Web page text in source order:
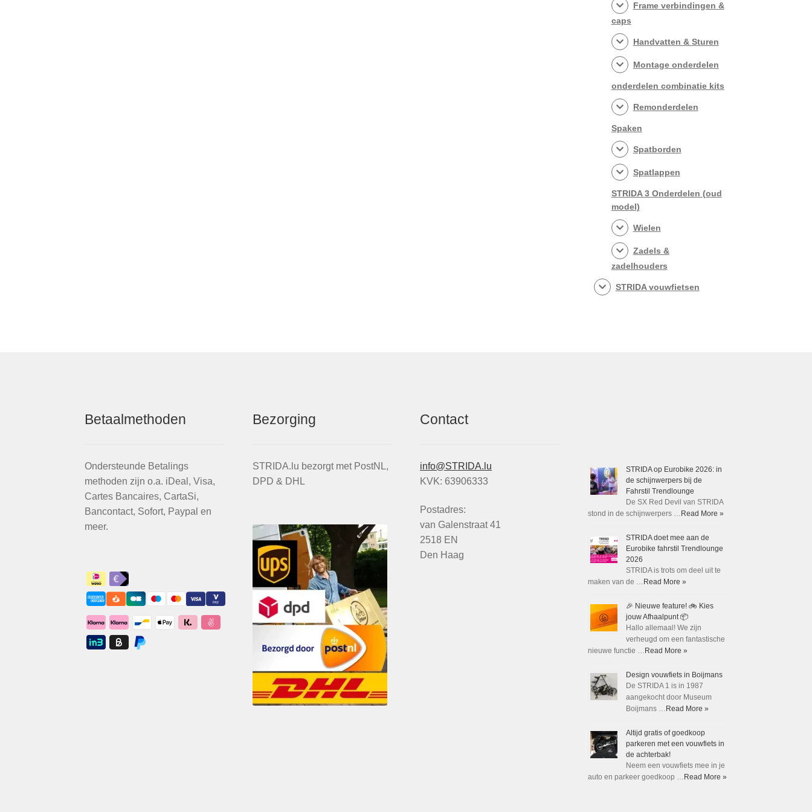
Frame verbindingen &
caps
Handvatten & Sturen
Montage onderdelen
onderdelen combinatie kits
Remonderdelen
Spaken
Spatborden
Spatlappen
STRIDA 3 Onderdelen (oud
model)
Wielen
Zadels &
zadelhouders
STRIDA vouwfietsen
Betaalmethoden
Ondersteunde Betalings
methoden zijn o.a. iDeal, Visa,
Cartes Bancaires, CartaSi,
Bancontact, Sofort, Paypal en
meer.
Bezorging
STRIDA.lu bezorgt met PostNL,
DPD & DHL
Contact
info@STRIDA.lu
KVK: 63906333
Postadres:
van Galenstraat 41
2518 EN
Den Haag
STRIDA op Eurobike 2026: in
de schijnwerpers bij de
Fahrstil Trendlounge
De SX Red Devil van STRIDA
stond in de schijnwerpers … Read More »
STRIDA doet mee aan de
Eurobike fahrstil Trendlounge
2026
STRIDA is trots om deel uit te
maken van de … Read More »
🎉 Nieuwe feature! 🚲 Kies
jouw Afhaalpunt 📦
Hallo allemaal! We zijn
verheugd om een fantastische
nieuwe functie … Read More »
Design vouwfiets in Boijmans
De STRIDA 1 is in 1987
aangekocht door Museum
Boijmans … Read More »
Altijd gratis of goedkoop
parkeren met een vouwfiets in
de achterbak!
Neem een vouwfiets mee in je
auto en parkeer goedkoop … Read More »